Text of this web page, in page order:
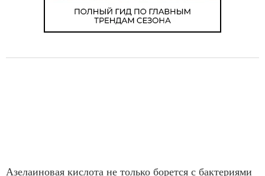
Азелаиновая кислота не только борется с бактериями